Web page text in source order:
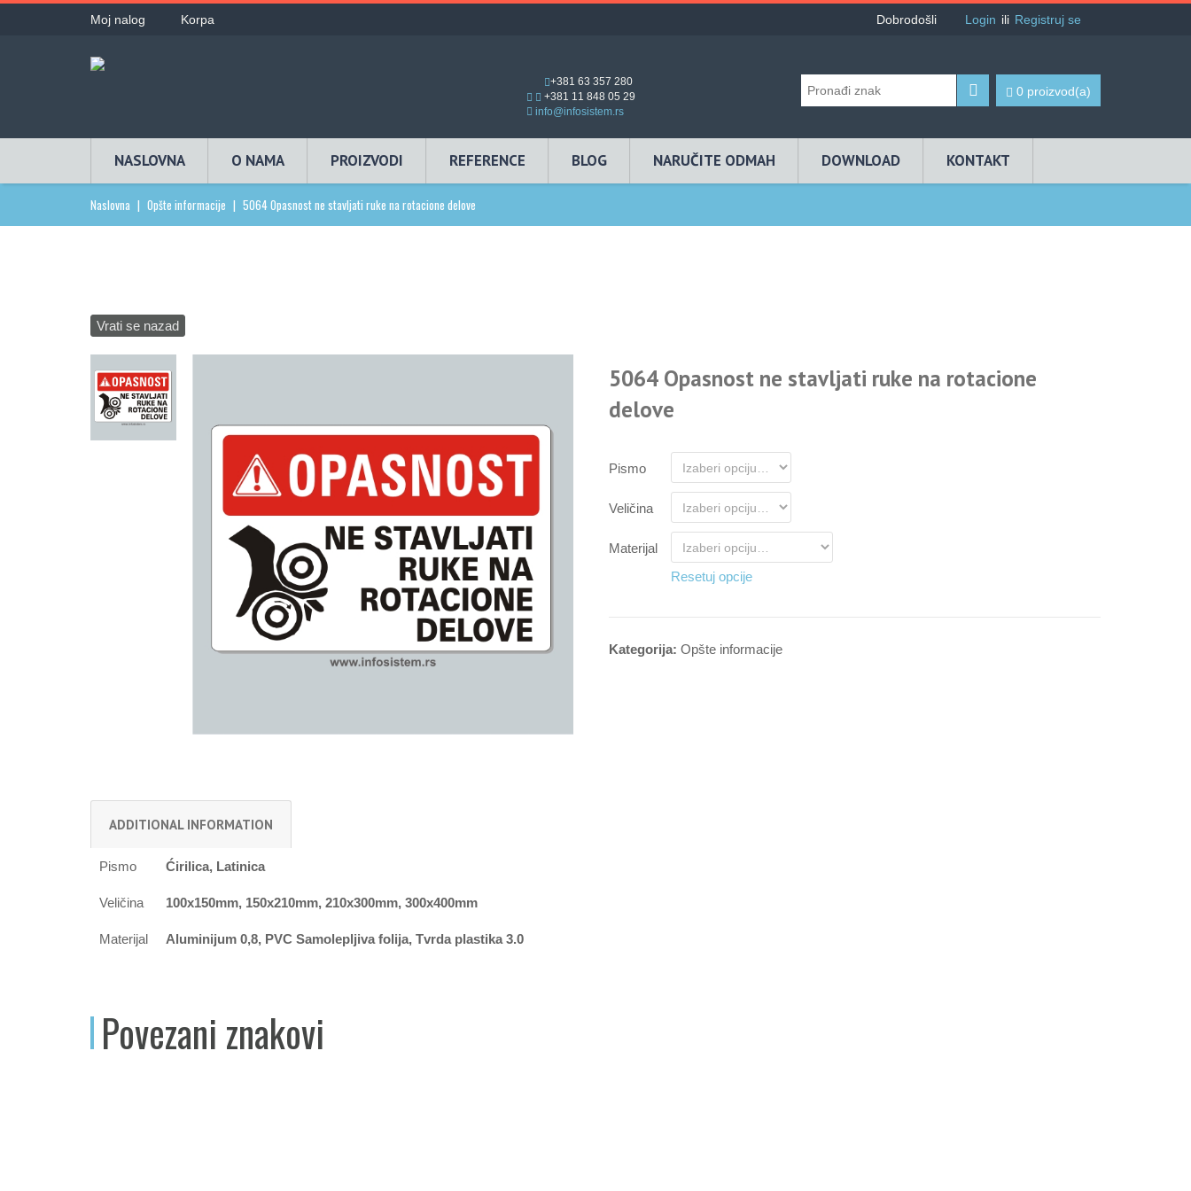
Moj nalog Korpa Dobrodošli Login ili Registruj se
0 proizvod(a)
+381 63 357 280
+381 11 848 05 29
info@infosistem.rs
NASLOVNA O NAMA PROIZVODI REFERENCE BLOG NARUČITE ODMAH DOWNLOAD KONTAKT
Naslovna | Opšte informacije | 5064 Opasnost ne stavljati ruke na rotacione delove
Vrati se nazad
5064 Opasnost ne stavljati ruke na rotacione
delove
Pismo
Veličina
Materijal
Resetuj opcije
Kategorija: Opšte informacije
ADDITIONAL INFORMATION
Pismo Ćirilica, Latinica
Veličina 100x150mm, 150x210mm, 210x300mm, 300x400mm
Materijal Aluminijum 0,8, PVC Samolepljiva folija, Tvrda plastika 3.0
Povezani znakovi